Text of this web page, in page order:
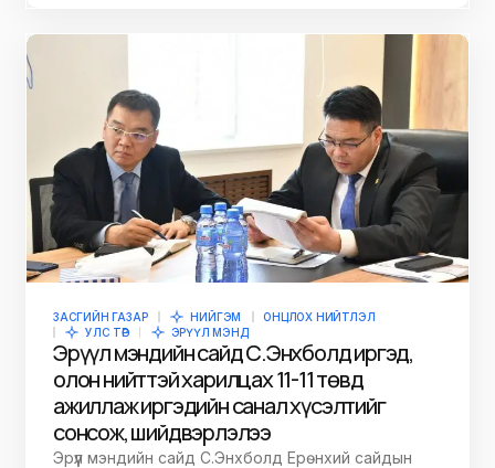
ЗАСГИЙН ГАЗАР НИЙГЭМ
ОНЦЛОХ НИЙТЛЭЛ
УЛС ТӨР
ЭРҮҮЛ МЭНД
Эрүүл мэндийн сайд С.Энхболд иргэд,
олон нийттэй харилцах 11-11 төвд
ажиллаж иргэдийн санал хүсэлтийг
сонсож, шийдвэрлэлээ
Эрүүл мэндийн сайд С.Энхболд Ерөнхий сайдын